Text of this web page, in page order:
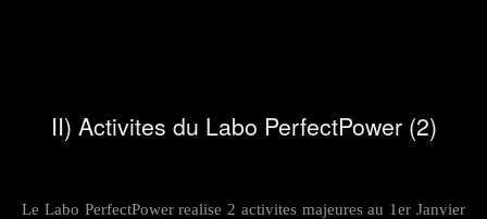
II) Activites du Labo PerfectPower (2)
Le Labo PerfectPower realise 2 activites majeures au 1er Janvier